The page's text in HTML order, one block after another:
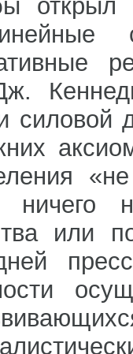
силовой
ничего
или